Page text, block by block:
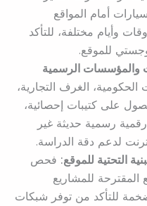
أمام المواقع
وأيام مختلفة، للتأكد
للموقع.
والمؤسسات الرسمية
الحكومية، الغرف التجارية،
على كتيبات إحصائية،
رقمية رسمية حديثة غير
لدعم دقة الدراسة.
التحتية للموقع: فحص
المقترحة للمشاريع
للتأكد من توفر شبكات